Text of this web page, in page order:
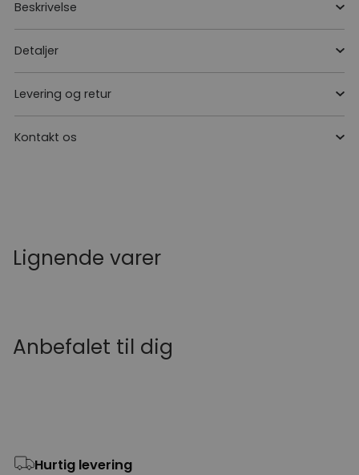
Beskrivelse
Detaljer
Levering og retur
Kontakt os
Lignende varer
Anbefalet til dig
Hurtig levering